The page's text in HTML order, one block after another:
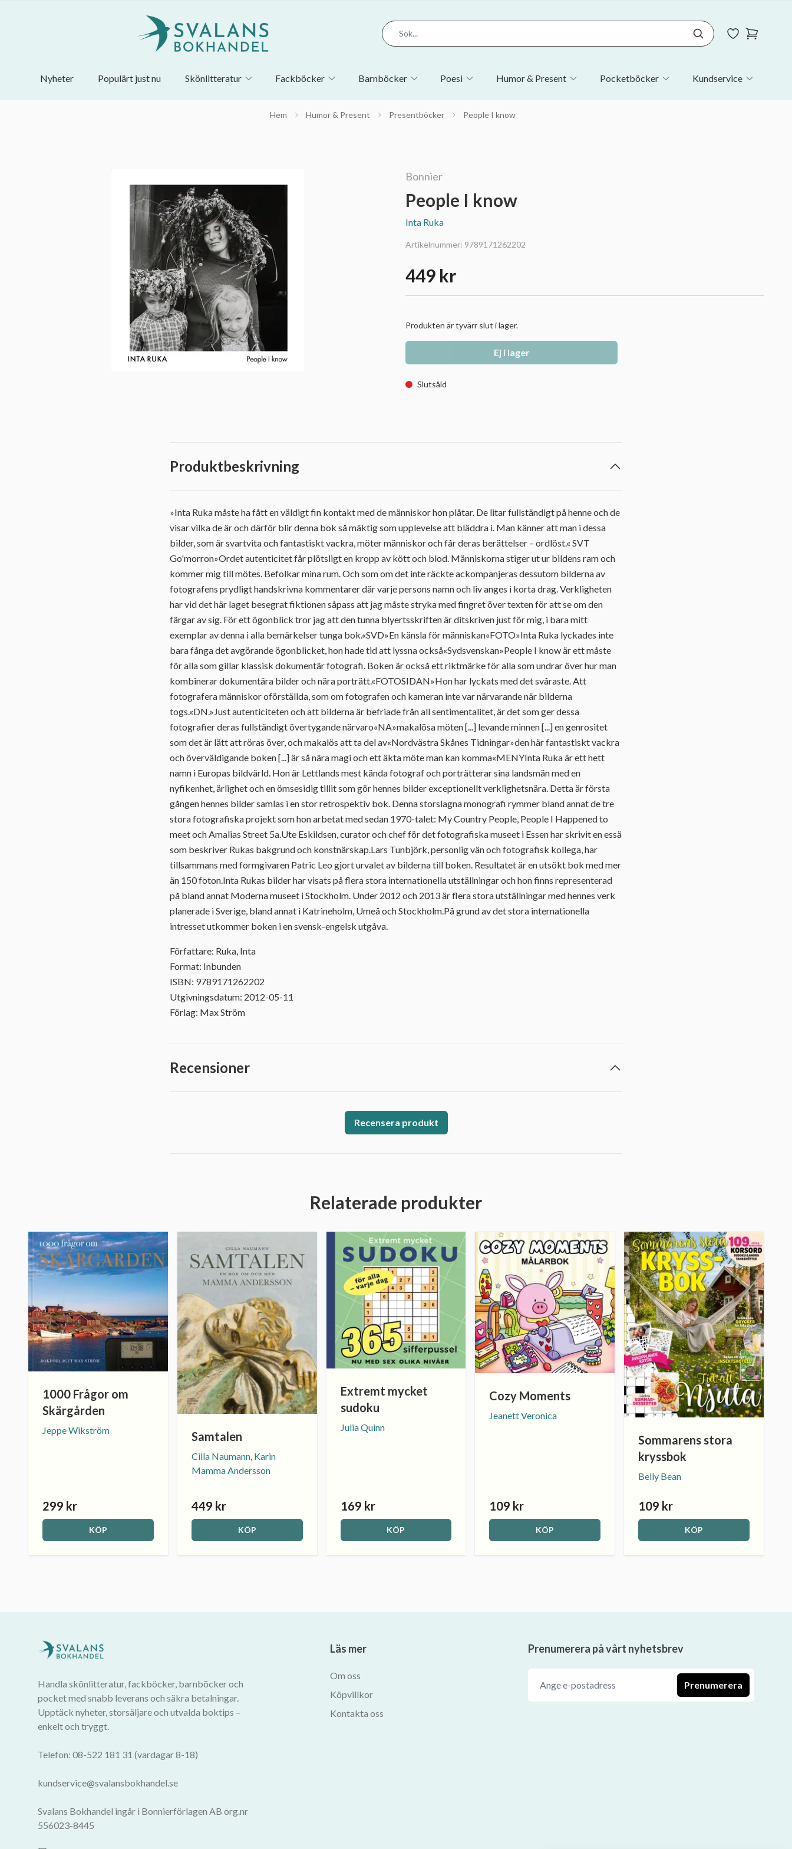
Nyheter Populärt just nu Skönlitteratur Fackböcker Barnböcker Poesi Humor & Present Pocketböcker Kundservice
Hem Humor & Present Presentböcker People I know
Bonnier
People I know
Inta Ruka
Artikelnummer: 9789171262202
449 kr
Produkten är tyvärr slut i lager.
Ej i lager
Slutsåld
Produktbeskrivning
»Inta Ruka måste ha fått en väldigt fin kontakt med de människor hon plåtar. De litar fullständigt på henne och de
visar vilka de är och därför blir denna bok så mäktig som upplevelse att bläddra i. Man känner att man i dessa
bilder, som är svartvita och fantastiskt vackra, möter människor och får deras berättelser – ordlöst.« SVT
Go'morron»Ordet autenticitet får plötsligt en kropp av kött och blod. Människorna stiger ut ur bildens ram och
kommer mig till mötes. Befolkar mina rum. Och som om det inte räckte ackompanjeras dessutom bilderna av
fotografens prydligt handskrivna kommentarer där varje persons namn och liv anges i korta drag. Verkligheten
har vid det här laget besegrat fiktionen såpass att jag måste stryka med fingret över texten för att se om den
färgar av sig. För ett ögonblick tror jag att den tunna blyertsskriften är ditskriven just för mig, i bara mitt
exemplar av denna i alla bemärkelser tunga bok.«SVD»En känsla för människan«FOTO»Inta Ruka lyckades inte
bara fånga det avgörande ögonblicket, hon hade tid att lyssna också«Sydsvenskan»People I know är ett måste
för alla som gillar klassisk dokumentär fotografi. Boken är också ett riktmärke för alla som undrar över hur man
kombinerar dokumentära bilder och nära porträtt.«FOTOSIDAN»Hon har lyckats med det svåraste. Att
fotografera människor oförställda, som om fotografen och kameran inte var närvarande när bilderna
togs.«DN.»Just autenticiteten och att bilderna är befriade från all sentimentalitet, är det som ger dessa
fotografier deras fullständigt övertygande närvaro«NA»makalösa möten [...] levande minnen [...] en genrositet
som det är lätt att röras över, och makalös att ta del av«Nordvästra Skånes Tidningar»den här fantastiskt vackra
och överväldigande boken [...] är så nära magi och ett äkta möte man kan komma«MENYInta Ruka är ett hett
namn i Europas bildvärld. Hon är Lettlands mest kända fotograf och porträtterar sina landsmän med en
nyfikenhet, ärlighet och en ömsesidig tillit som gör hennes bilder exceptionellt verklighetsnära. Detta är första
gången hennes bilder samlas i en stor retrospektiv bok. Denna storslagna monografi rymmer bland annat de tre
stora fotografiska projekt som hon arbetat med sedan 1970-talet: My Country People, People I Happened to
meet och Amalias Street 5a.Ute Eskildsen, curator och chef för det fotografiska museet i Essen har skrivit en essä
som beskriver Rukas bakgrund och konstnärskap.Lars Tunbjörk, personlig vän och fotografisk kollega, har
tillsammans med formgivaren Patric Leo gjort urvalet av bilderna till boken. Resultatet är en utsökt bok med mer
än 150 foton.Inta Rukas bilder har visats på flera stora internationella utställningar och hon finns representerad
på bland annat Moderna museet i Stockholm. Under 2012 och 2013 är flera stora utställningar med hennes verk
planerade i Sverige, bland annat i Katrineholm, Umeå och Stockholm.På grund av det stora internationella
intresset utkommer boken i en svensk-engelsk utgåva.
Författare: Ruka, Inta
Format: Inbunden
ISBN: 9789171262202
Utgivningsdatum: 2012-05-11
Förlag: Max Ström
Recensioner
Recensera produkt
Relaterade produkter
1000 Frågor om
Skärgården
Jeppe Wikström
299 kr
KÖP
Samtalen
Cilla Naumann, Karin
Mamma Andersson
449 kr
KÖP
Extremt mycket
sudoku
Julia Quinn
169 kr
KÖP
Cozy Moments
Jeanett Veronica
109 kr
KÖP
Sommarens stora
kryssbok
Belly Bean
109 kr
KÖP
Handla skönlitteratur, fackböcker, barnböcker och
pocket med snabb leverans och säkra betalningar.
Upptäck nyheter, storsäljare och utvalda boktips –
enkelt och tryggt.
Telefon: 08-522 181 31 (vardagar 8-18)
kundservice@svalansbokhandel.se
Svalans Bokhandel ingår i Bonnierförlagen AB org.nr
556023-8445
Läs mer
Om oss
Köpvillkor
Kontakta oss
Prenumerera på vårt nyhetsbrev
Prenumerera